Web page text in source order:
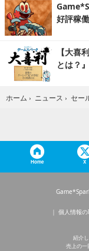
好評稼
【大喜
とは？
ホーム › ニュース › セー
Home X
個人情報
紹介
売上の一